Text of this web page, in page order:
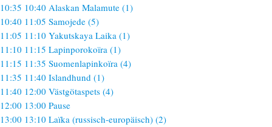
10:35 10:40 Alaskan Malamute (1)
10:40 11:05 Samojede (5)
11:05 11:10 Yakutskaya Laika (1)
11:10 11:15 Lapinporokoïra (1)
11:15 11:35 Suomenlapinkoïra (4)
11:35 11:40 Islandhund (1)
11:40 12:00 Västgötaspets (4)
12:00 13:00 Pause
13:00 13:10 Laïka (russisch-europäisch) (2)